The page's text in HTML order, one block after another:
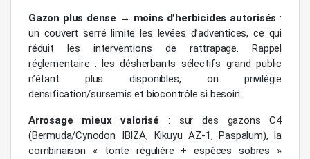
Gazon plus dense → moins d’herbicides autorisés :
un couvert serré limite les levées d’adventices, ce qui
réduit les interventions de rattrapage. Rappel
réglementaire : les désherbants sélectifs grand public
n’étant plus disponibles, on privilégie
densification/sursemis et biocontrôle si besoin.
Arrosage mieux valorisé : sur des gazons C4
(Bermuda/Cynodon IBIZA, Kikuyu AZ-1, Paspalum), la
combinaison « tonte régulière + espèces sobres »